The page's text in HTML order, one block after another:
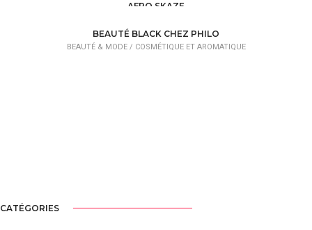
AFRO SKAZE
BEAUTÉ BLACK CHEZ PHILO
BEAUTÉ & MODE / COSMÉTIQUE ET AROMATIQUE
CATÉGORIES